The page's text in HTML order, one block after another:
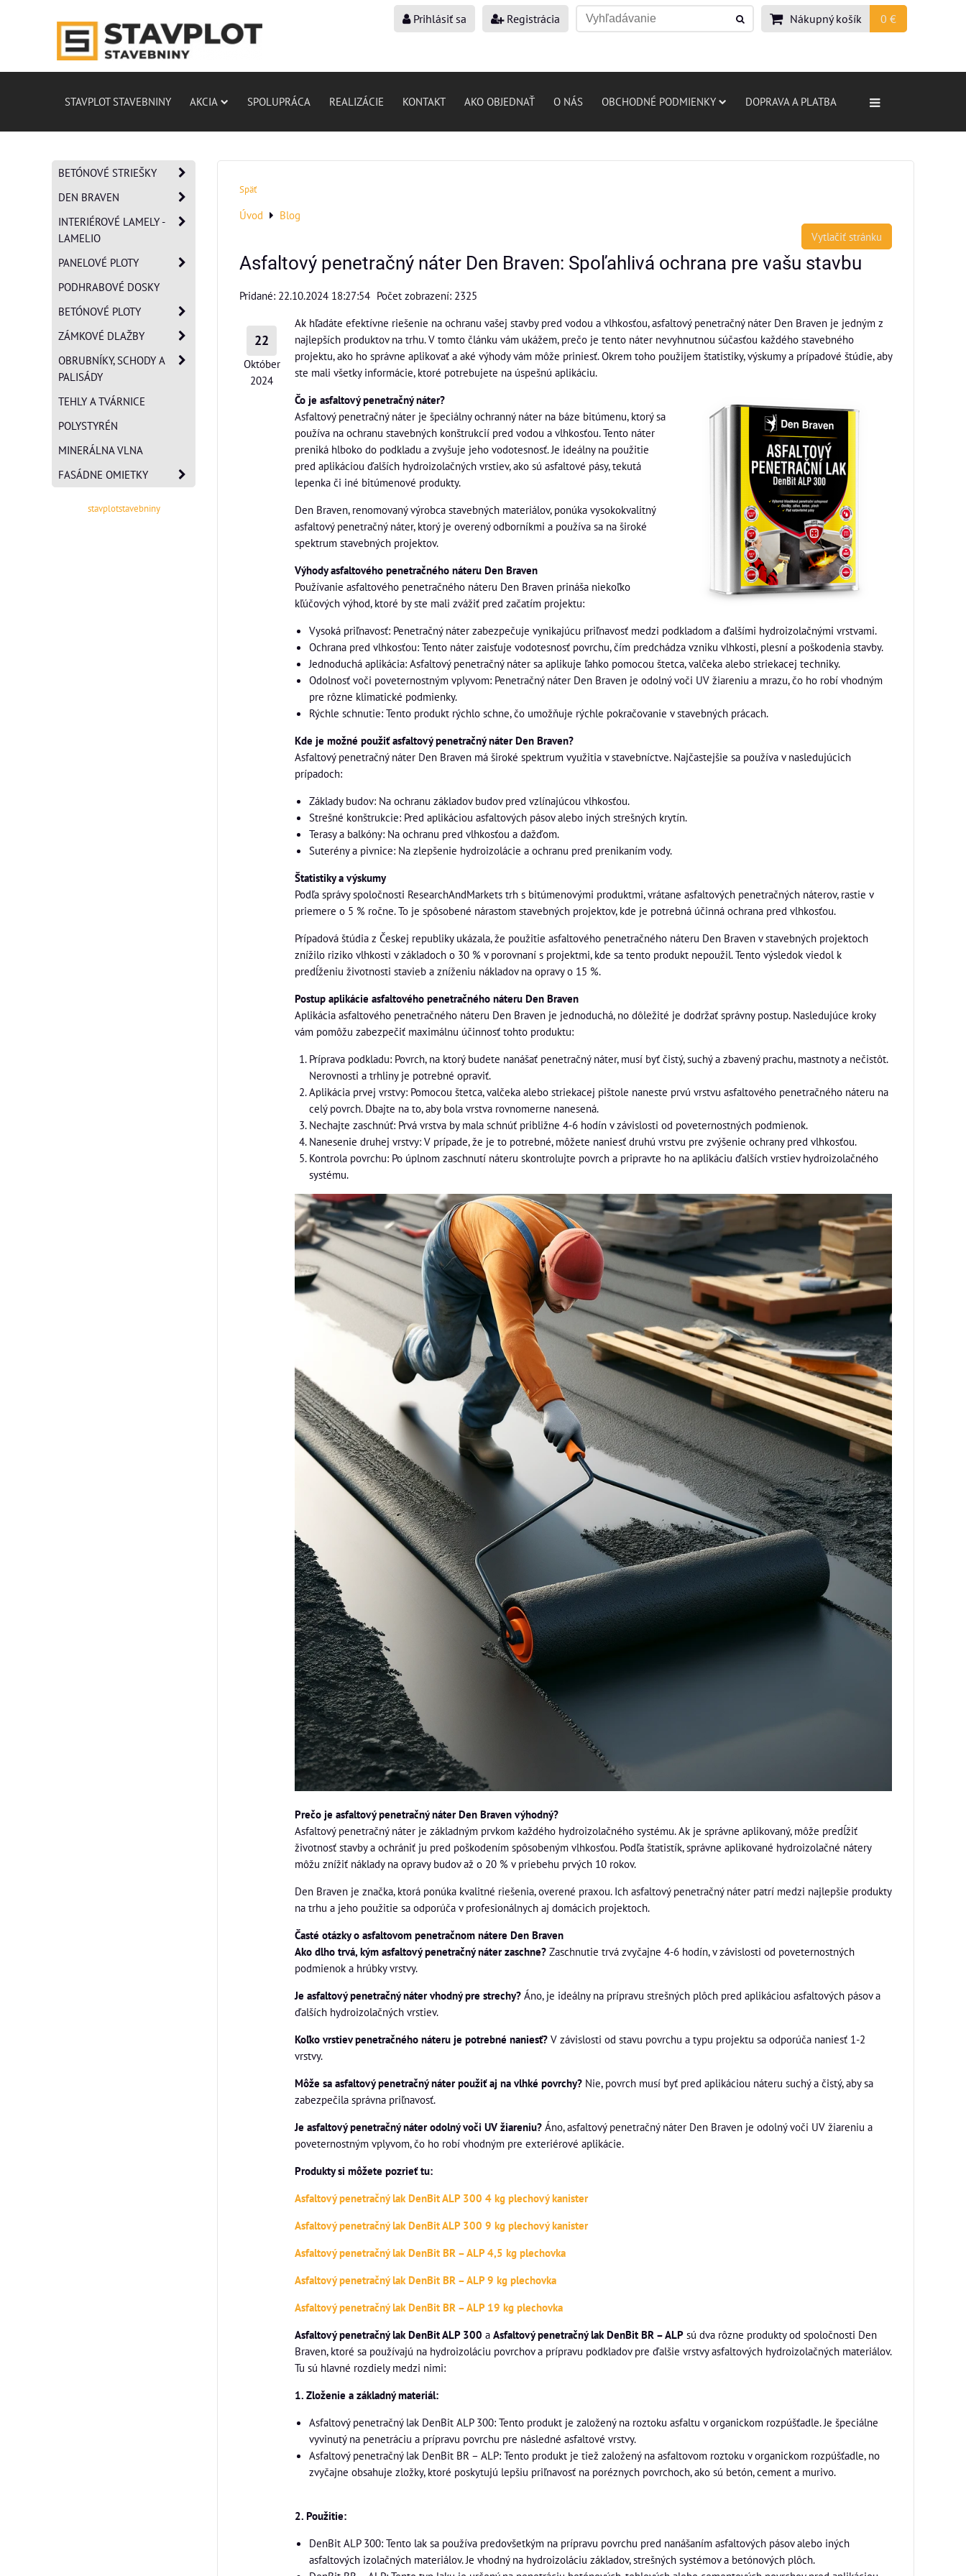
Prihlásiť sa Registrácia Nákupný košík 0 €
STAVPLOT STAVEBNINY AKCIA SPOLUPRÁCA REALIZÁCIE KONTAKT AKO OBJEDNAŤ O NÁS OBCHODNÉ PODMIENKY DOPRAVA A PLATBA
Späť
Úvod
Blog
Vytlačiť stránku
Asfaltový penetračný náter Den Braven: Spoľahlivá ochrana pre vašu stavbu
Pridané: 22.10.2024 18:27:54 Počet zobrazení: 2325
22
Október
2024
Ak hľadáte efektívne riešenie na ochranu vašej stavby pred vodou a vlhkosťou, asfaltový penetračný náter Den Braven je jedným z
najlepších produktov na trhu. V tomto článku vám ukážem, prečo je tento náter nevyhnutnou súčasťou každého stavebného
projektu, ako ho správne aplikovať a aké výhody vám môže priniesť. Okrem toho použijem štatistiky, výskumy a prípadové štúdie, aby
ste mali všetky informácie, ktoré potrebujete na úspešnú aplikáciu.
Čo je asfaltový penetračný náter?
Asfaltový penetračný náter je špeciálny ochranný náter na báze bitúmenu, ktorý sa
používa na ochranu stavebných konštrukcií pred vodou a vlhkosťou. Tento náter
preniká hlboko do podkladu a zvyšuje jeho vodotesnosť. Je ideálny na použitie
pred aplikáciou ďalších hydroizolačných vrstiev, ako sú asfaltové pásy, tekutá
lepenka či iné bitúmenové produkty.
Den Braven, renomovaný výrobca stavebných materiálov, ponúka vysokokvalitný
asfaltový penetračný náter, ktorý je overený odborníkmi a používa sa na široké
spektrum stavebných projektov.
Výhody asfaltového penetračného náteru Den Braven
Používanie asfaltového penetračného náteru Den Braven prináša niekoľko
kľúčových výhod, ktoré by ste mali zvážiť pred začatím projektu:
Vysoká priľnavosť: Penetračný náter zabezpečuje vynikajúcu priľnavosť medzi podkladom a ďalšími hydroizolačnými vrstvami.
Ochrana pred vlhkosťou: Tento náter zaisťuje vodotesnosť povrchu, čím predchádza vzniku vlhkosti, plesní a poškodenia stavby.
Jednoduchá aplikácia: Asfaltový penetračný náter sa aplikuje ľahko pomocou štetca, valčeka alebo striekacej techniky.
Odolnosť voči poveternostným vplyvom: Penetračný náter Den Braven je odolný voči UV žiareniu a mrazu, čo ho robí vhodným
pre rôzne klimatické podmienky.
Rýchle schnutie: Tento produkt rýchlo schne, čo umožňuje rýchle pokračovanie v stavebných prácach.
Kde je možné použiť asfaltový penetračný náter Den Braven?
Asfaltový penetračný náter Den Braven má široké spektrum využitia v stavebníctve. Najčastejšie sa používa v nasledujúcich
prípadoch:
Základy budov: Na ochranu základov budov pred vzlínajúcou vlhkosťou.
Strešné konštrukcie: Pred aplikáciou asfaltových pásov alebo iných strešných krytín.
Terasy a balkóny: Na ochranu pred vlhkosťou a dažďom.
Suterény a pivnice: Na zlepšenie hydroizolácie a ochranu pred prenikaním vody.
Štatistiky a výskumy
Podľa správy spoločnosti ResearchAndMarkets trh s bitúmenovými produktmi, vrátane asfaltových penetračných náterov, rastie v
priemere o 5 % ročne. To je spôsobené nárastom stavebných projektov, kde je potrebná účinná ochrana pred vlhkosťou.
Prípadová štúdia z Českej republiky ukázala, že použitie asfaltového penetračného náteru Den Braven v stavebných projektoch
znížilo riziko vlhkosti v základoch o 30 % v porovnaní s projektmi, kde sa tento produkt nepoužil. Tento výsledok viedol k
predĺženiu životnosti stavieb a zníženiu nákladov na opravy o 15 %.
Postup aplikácie asfaltového penetračného náteru Den Braven
Aplikácia asfaltového penetračného náteru Den Braven je jednoduchá, no dôležité je dodržať správny postup. Nasledujúce kroky
vám pomôžu zabezpečiť maximálnu účinnosť tohto produktu:
Príprava podkladu: Povrch, na ktorý budete nanášať penetračný náter, musí byť čistý, suchý a zbavený prachu, mastnoty a nečistôt.
Nerovnosti a trhliny je potrebné opraviť.
Aplikácia prvej vrstvy: Pomocou štetca, valčeka alebo striekacej pištole naneste prvú vrstvu asfaltového penetračného náteru na
celý povrch. Dbajte na to, aby bola vrstva rovnomerne nanesená.
Nechajte zaschnúť: Prvá vrstva by mala schnúť približne 4-6 hodín v závislosti od poveternostných podmienok.
Nanesenie druhej vrstvy: V prípade, že je to potrebné, môžete naniesť druhú vrstvu pre zvýšenie ochrany pred vlhkosťou.
Kontrola povrchu: Po úplnom zaschnutí náteru skontrolujte povrch a pripravte ho na aplikáciu ďalších vrstiev hydroizolačného
systému.
Prečo je asfaltový penetračný náter Den Braven výhodný?
Asfaltový penetračný náter je základným prvkom každého hydroizolačného systému. Ak je správne aplikovaný, môže predĺžiť
životnosť stavby a ochrániť ju pred poškodením spôsobeným vlhkosťou. Podľa štatistík, správne aplikované hydroizolačné nátery
môžu znížiť náklady na opravy budov až o 20 % v priebehu prvých 10 rokov.
Den Braven je značka, ktorá ponúka kvalitné riešenia, overené praxou. Ich asfaltový penetračný náter patrí medzi najlepšie produkty
na trhu a jeho použitie sa odporúča v profesionálnych aj domácich projektoch.
Časté otázky o asfaltovom penetračnom nátere Den Braven
Ako dlho trvá, kým asfaltový penetračný náter zaschne? Zaschnutie trvá zvyčajne 4-6 hodín, v závislosti od poveternostných
podmienok a hrúbky vrstvy.
Je asfaltový penetračný náter vhodný pre strechy? Áno, je ideálny na prípravu strešných plôch pred aplikáciou asfaltových pásov a
ďalších hydroizolačných vrstiev.
Koľko vrstiev penetračného náteru je potrebné naniesť? V závislosti od stavu povrchu a typu projektu sa odporúča naniesť 1-2
vrstvy.
Môže sa asfaltový penetračný náter použiť aj na vlhké povrchy? Nie, povrch musí byť pred aplikáciou náteru suchý a čistý, aby sa
zabezpečila správna priľnavosť.
Je asfaltový penetračný náter odolný voči UV žiareniu? Áno, asfaltový penetračný náter Den Braven je odolný voči UV žiareniu a
poveternostným vplyvom, čo ho robí vhodným pre exteriérové aplikácie.
Produkty si môžete pozrieť tu:
Asfaltový penetračný lak DenBit ALP 300 4 kg plechový kanister
Asfaltový penetračný lak DenBit ALP 300 9 kg plechový kanister
Asfaltový penetračný lak DenBit BR – ALP 4,5 kg plechovka
Asfaltový penetračný lak DenBit BR – ALP 9 kg plechovka
Asfaltový penetračný lak DenBit BR – ALP 19 kg plechovka
Asfaltový penetračný lak DenBit ALP 300 a Asfaltový penetračný lak DenBit BR – ALP sú dva rôzne produkty od spoločnosti Den
Braven, ktoré sa používajú na hydroizoláciu povrchov a prípravu podkladov pre ďalšie vrstvy asfaltových hydroizolačných materiálov.
Tu sú hlavné rozdiely medzi nimi:
1. Zloženie a základný materiál:
Asfaltový penetračný lak DenBit ALP 300: Tento produkt je založený na roztoku asfaltu v organickom rozpúšťadle. Je špeciálne
vyvinutý na penetráciu a prípravu povrchu pre následné asfaltové vrstvy.
Asfaltový penetračný lak DenBit BR – ALP: Tento produkt je tiež založený na asfaltovom roztoku v organickom rozpúšťadle, no
zvyčajne obsahuje zložky, ktoré poskytujú lepšiu priľnavosť na poréznych povrchoch, ako sú betón, cement a murivo.
2. Použitie:
DenBit ALP 300: Tento lak sa používa predovšetkým na prípravu povrchu pred nanášaním asfaltových pásov alebo iných
asfaltových izolačných materiálov. Je vhodný na hydroizoláciu základov, strešných systémov a betónových plôch.
BETÓNOVÉ STRIEŠKY
DEN BRAVEN
INTERIÉROVÉ LAMELY -
LAMELIO
PANELOVÉ PLOTY
PODHRABOVÉ DOSKY
BETÓNOVÉ PLOTY
ZÁMKOVÉ DLAŽBY
OBRUBNÍKY, SCHODY A
PALISÁDY
TEHLY A TVÁRNICE
POLYSTYRÉN
MINERÁLNA VLNA
FASÁDNE OMIETKY
stavplotstavebniny